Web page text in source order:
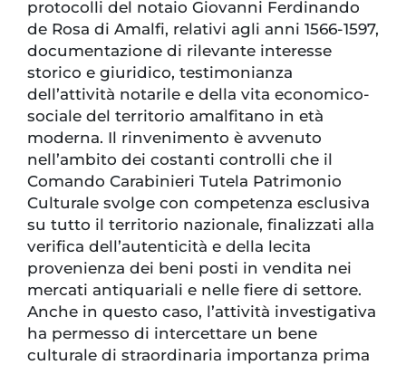
protocolli del notaio Giovanni Ferdinando
de Rosa di Amalfi, relativi agli anni 1566-1597,
documentazione di rilevante interesse
storico e giuridico, testimonianza
dell’attività notarile e della vita economico-
sociale del territorio amalfitano in età
moderna. Il rinvenimento è avvenuto
nell’ambito dei costanti controlli che il
Comando Carabinieri Tutela Patrimonio
Culturale svolge con competenza esclusiva
su tutto il territorio nazionale, finalizzati alla
verifica dell’autenticità e della lecita
provenienza dei beni posti in vendita nei
mercati antiquariali e nelle fiere di settore.
Anche in questo caso, l’attività investigativa
ha permesso di intercettare un bene
culturale di straordinaria importanza prima